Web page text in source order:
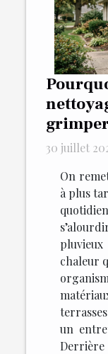
30 juillet
On
à plus
chaleur
un